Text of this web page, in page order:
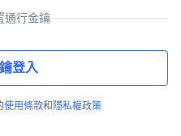
通行金鑰
登入
使用條款和 隱私權政策